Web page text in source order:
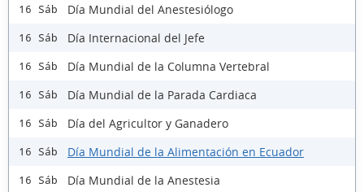
16 Sáb Día Mundial del Anestesiólogo
16 Sáb Día Internacional del Jefe
16 Sáb Día Mundial de la Columna Vertebral
16 Sáb Día Mundial de la Parada Cardiaca
16 Sáb Día del Agricultor y Ganadero
16 Sáb Día Mundial de la Alimentación en Ecuador
16 Sáb Día Mundial de la Anestesia